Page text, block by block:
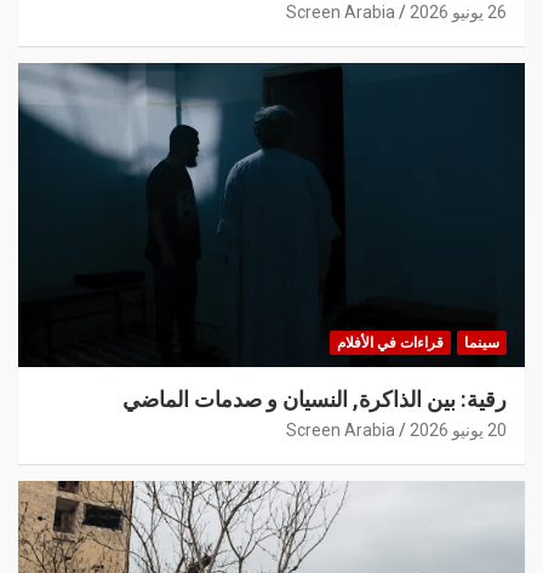
26 يونيو 2026 Screen Arabia
سينما قراءات في الأفلام
رقية: بين الذاكرة, النسيان و صدمات الماضي
20 يونيو 2026 Screen Arabia